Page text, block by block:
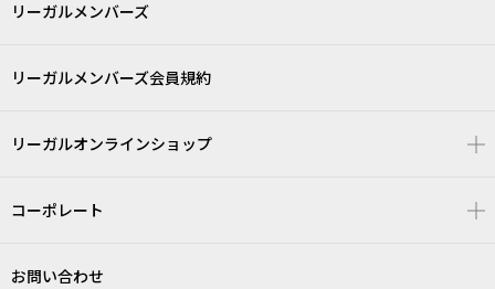
リーガルメンバーズ
リーガルメンバーズ会員規約
リーガルオンラインショップ
コーポレート
お問い合わせ